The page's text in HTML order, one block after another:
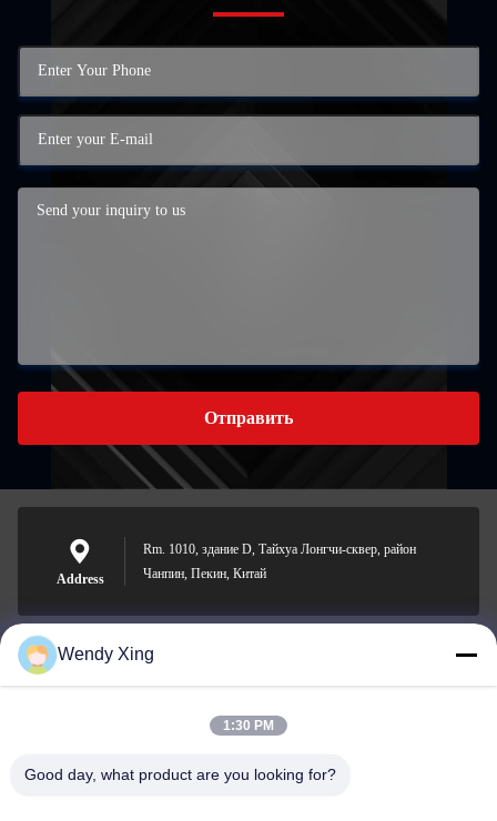
Отправить
Address
Rm. 1010, здание D, Тайхуа Лонгчи-сквер, район
Чанпин, Пекин, Китай
jesingd@vip.sina.com
Wendy Xing
1:30 PM
Good day, what product are you looking for?